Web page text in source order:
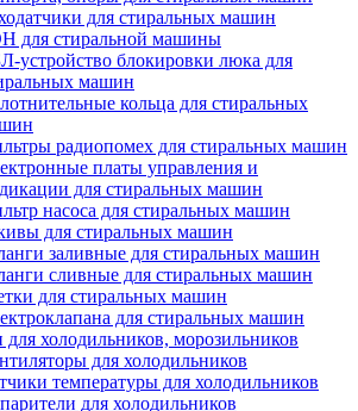
для стиральных машин
для стиральной машины
устройство блокировки люка для
машин
кольца для стиральных
радиопомех для стиральных машин
платы управления и
для стиральных машин
насоса для стиральных машин
для стиральных машин
заливные для стиральных машин
сливные для стиральных машин
для стиральных машин
для стиральных машин
для холодильников, морозильников
для холодильников
температуры для холодильников
для холодильников